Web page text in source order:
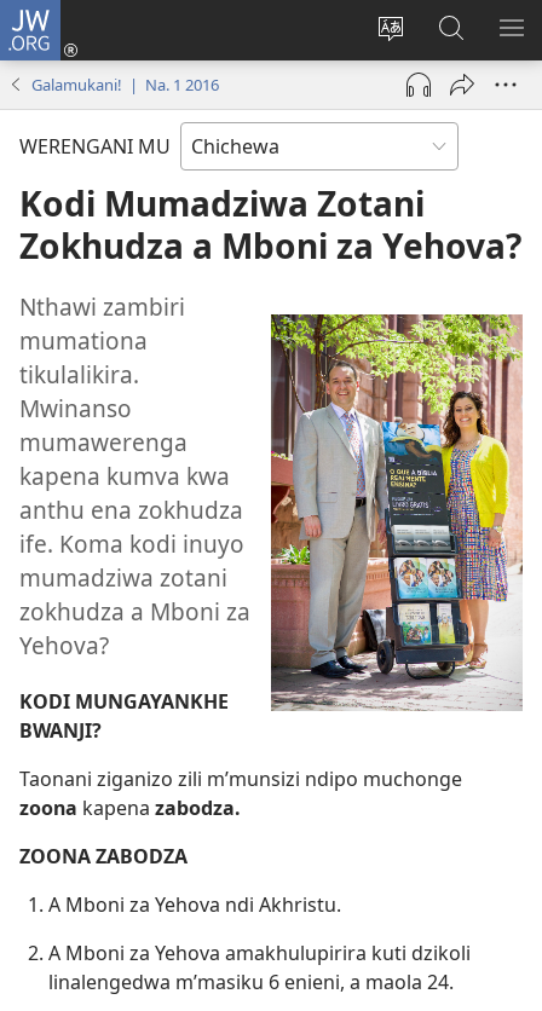
JW.ORG
Sinthani
chinenero
cha
webusaitiyi
Lowani
(imatsegula
tsamba
Fufuzani
pa
JW.ORG
Galamukani! | Na. 1 2016
WERENGANI MU
Kodi Mumadziwa Zotani
Zokhudza a Mboni za Yehova?
Nthawi zambiri
mumationa
tikulalikira.
Mwinanso
mumawerenga
kapena kumva kwa
anthu ena zokhudza
ife. Koma kodi inuyo
mumadziwa zotani
zokhudza a Mboni za
Yehova?
KODI MUNGAYANKHE
BWANJI?
Taonani ziganizo zili m’munsizi ndipo muchonge
zoona kapena zabodza.
ZOONA ZABODZA
A Mboni za Yehova ndi Akhristu.
A Mboni za Yehova amakhulupirira kuti dzikoli
linalengedwa m’masiku 6 enieni, a maola 24.